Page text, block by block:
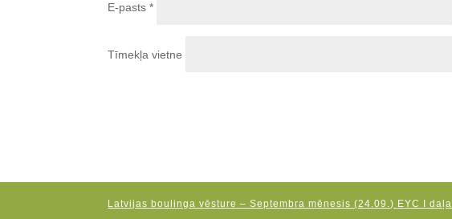
E-pasts*
Tīmekļa vietne
Latvijas boulinga vēsture – Septembra mēnesis (24.09.) EYC I daļa